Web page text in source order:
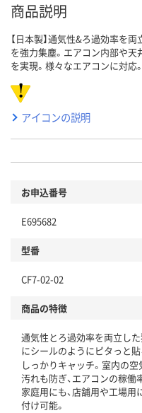
商品説明
【日本製】通気性&ろ過効率を
を強力集塵。エアコン内部や天
を実現。様々なエアコンに対応。
アイコンの説明
お申込番号
E695682
型番
CF7-02-02
商品の特徴
通気性とろ過効率を両立し
にシールのようにピタっと貼
しっかりキャッチ。室内の
汚れも防ぎ、エアコンの稼
家庭用にも、店舗用や工場用
付け可能。